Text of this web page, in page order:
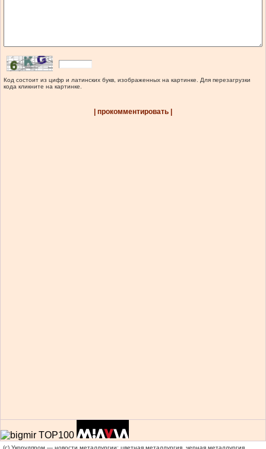
Код состоит из цифр и латинских букв, изображенных на картинке. Для перезагрузки
кода кликните на картинке.
| прокомментировать |